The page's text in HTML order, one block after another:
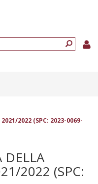
2021/2022 (SPC: 2023-0069-
DELLA
2022 (SPC: